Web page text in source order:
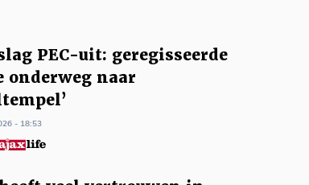
PEC-uit: geregisseerde
onderweg naar
- 18:53